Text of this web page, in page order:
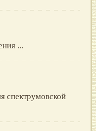
...
спектрумовской